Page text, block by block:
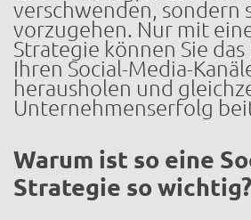
verschwenden, sondern
vorzugehen. Nur mit
Strategie können Sie das
Ihren Social-Media-
herausholen und
Unternehmenserfolg
Warum ist so eine
Strategie so wichtig?